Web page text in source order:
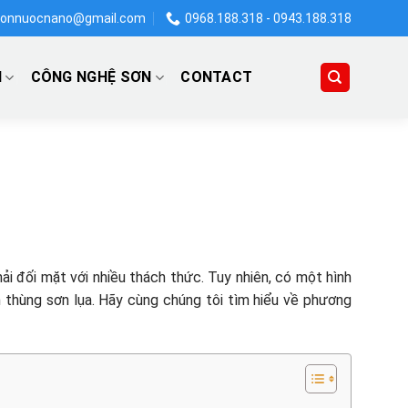
0968.188.318 - 0943.188.318
CÔNG NGHỆ SƠN CONTACT
đối mặt với nhiều thách thức. Tuy nhiên, có một hình
sơn lụa. Hãy cùng chúng tôi tìm hiểu về phương